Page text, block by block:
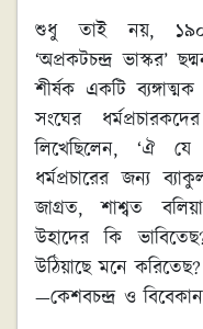
শুধু তাই নয়, ১৯০২
‘অপ্রকটচন্দ্র ভাস্কর’
শীর্ষক একটি
সংঘের
লিখেছিলেন, ‘ঐ
ধর্মপ্রচারের জন্য
জাগ্রত, শাশ্বত
উহাদের কি
উঠিয়াছে মনে
—কেশবচন্দ্র ও